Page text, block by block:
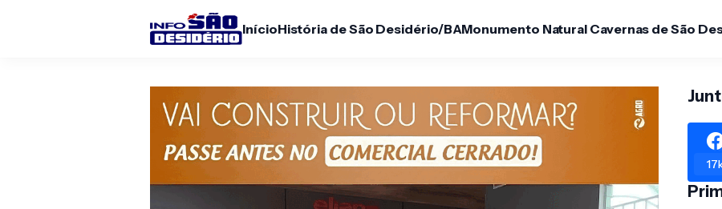
InícioHistória de São Desidério/BAMonumento Natural Cavernas de São